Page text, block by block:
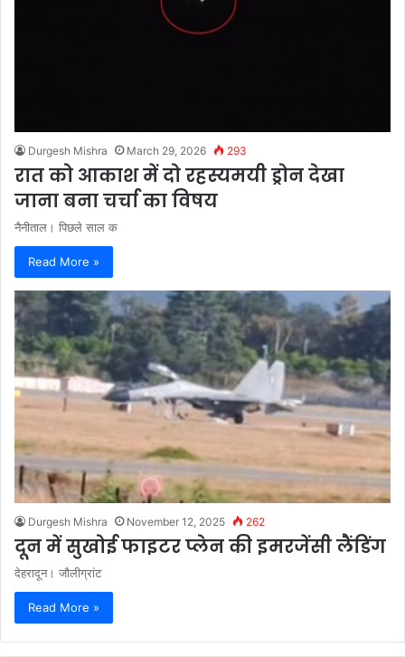
Durgesh Mishra March 29, 2026 293
रात को आकाश में दो रहस्यमयी ड्रोन देखा
जाना बना चर्चा का विषय
नैनीताल। पिछले साल क
Read More »
Durgesh Mishra November 12, 2025 262
दून में सुखोई फाइटर प्लेन की इमरजेंसी लैंडिंग
देहरादून। जौलीग्रांट
Read More »